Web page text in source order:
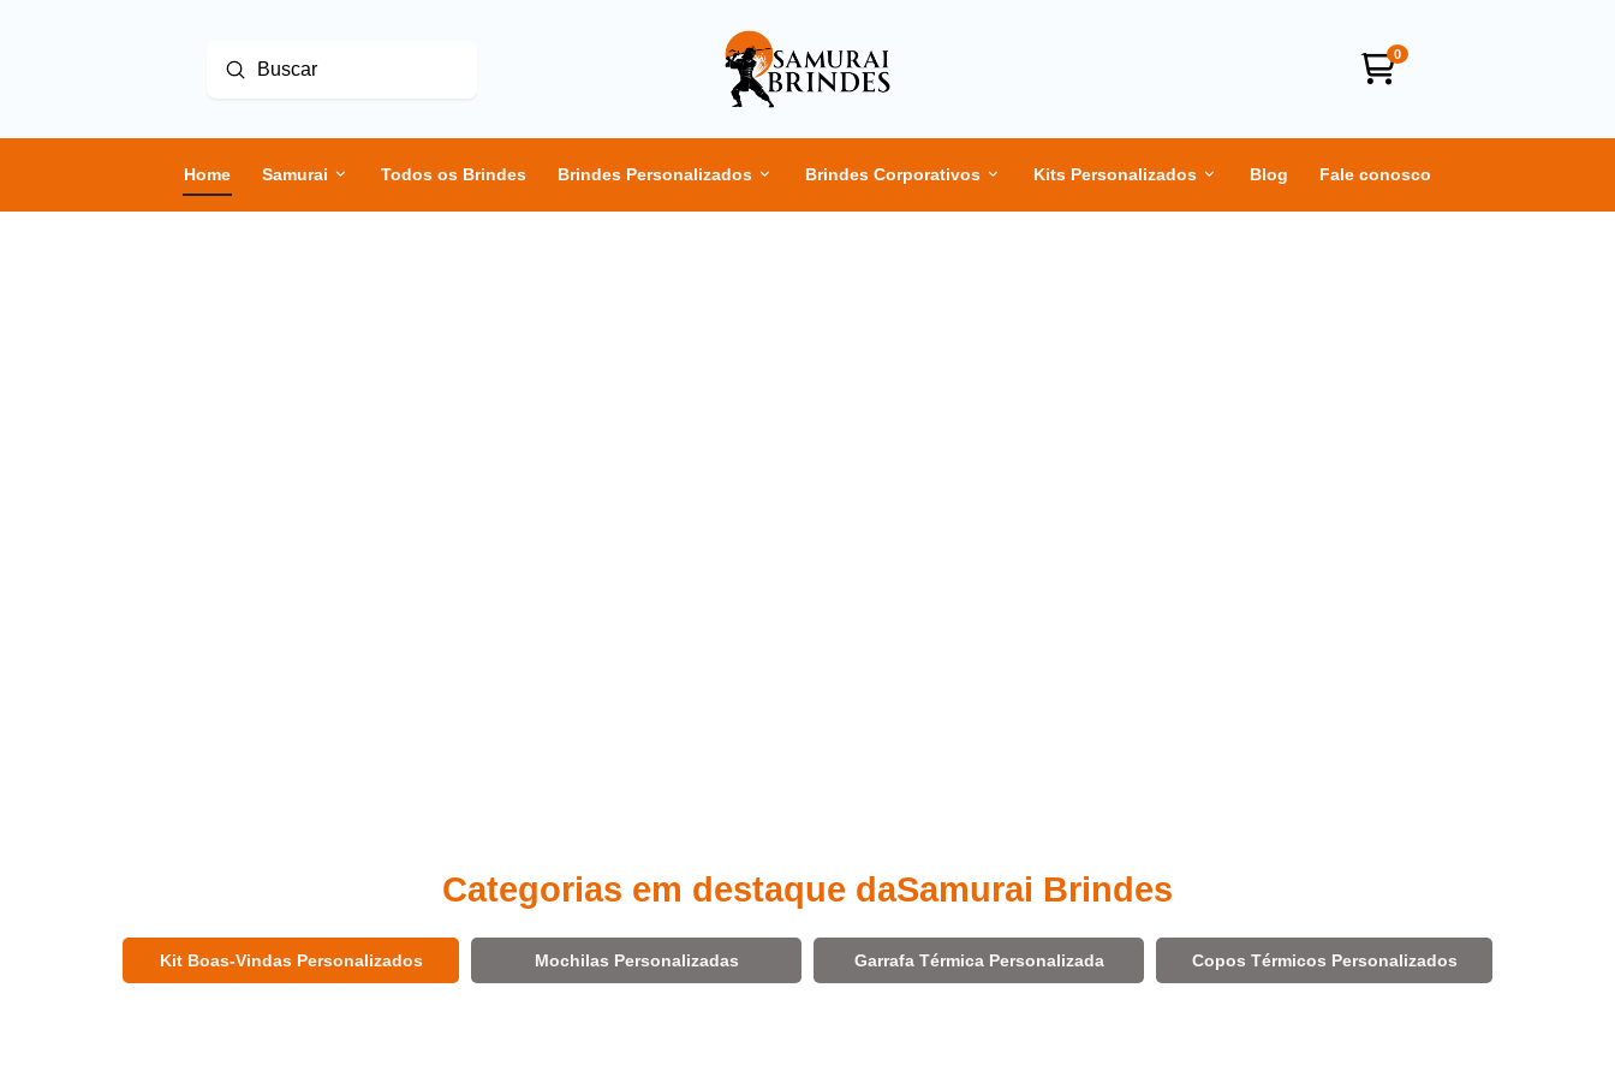
Buscar
Enviar
0
Home Samurai Todos os Brindes Brindes Personalizados Brindes Corporativos Kits Personalizados Blog Fale conosco
Categorias em destaque daSamurai Brindes
Kit Boas-Vindas Personalizados Mochilas Personalizadas Garrafa Térmica Personalizada Copos Térmicos Personalizados